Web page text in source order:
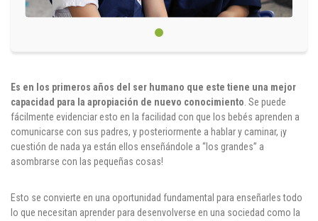
Es en los primeros años del ser humano que este tiene una mejor
capacidad para la apropiación de nuevo conocimiento . Se puede
fácilmente evidenciar esto en la facilidad con que los bebés aprenden a
comunicarse con sus padres, y posteriormente a hablar y caminar, ¡y
cuestión de nada ya están ellos enseñándole a “los grandes” a
asombrarse con las pequeñas cosas!
Esto se convierte en una oportunidad fundamental para enseñarles todo
lo que necesitan aprender para desenvolverse en una sociedad como la
PQRSF
Línea de Atención al Cliente
+574 460 07 07
Cl 42 C 86-17
Medellín - Colombia - Suramérica